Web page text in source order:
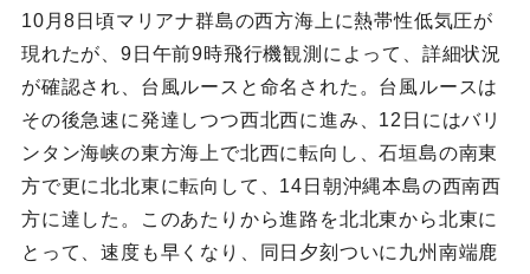
10月8日頃マリアナ群島の西方海上に熱帯性低気圧が
現れたが、9日午前9時飛行機観測によって、詳細状況
が確認され、台風ルースと命名された。台風ルースは
その後急速に発達しつつ西北西に進み、12日にはバリ
ンタン海峡の東方海上で北西に転向し、石垣島の南東
方で更に北北東に転向して、14日朝沖縄本島の西南西
方に達した。このあたりから進路を北北東から北東に
とって、速度も早くなり、同日夕刻ついに九州南端鹿